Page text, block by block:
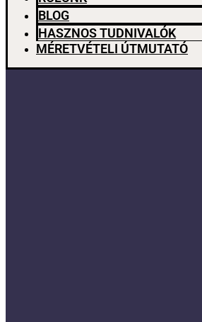
BLOG
HASZNOS TUDNIVALÓK
MÉRETVÉTELI ÚTMUTATÓ